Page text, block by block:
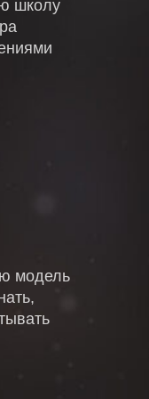
школу
модель